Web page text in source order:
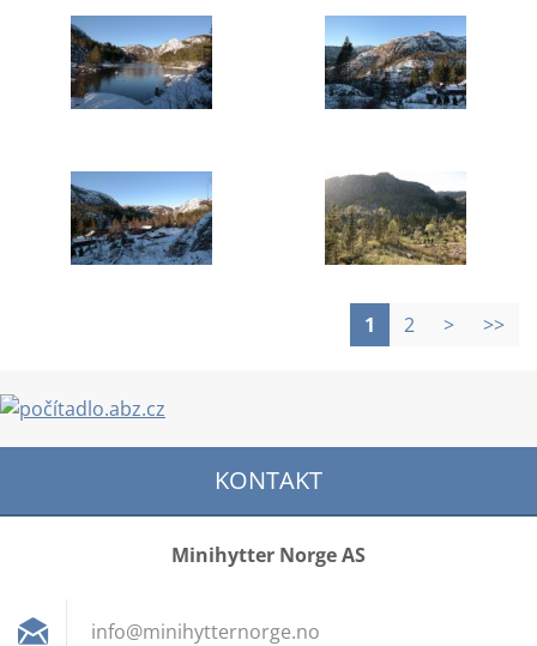
1 2 > >>
KONTAKT
Minihytter Norge AS
info@minihytternorge.no